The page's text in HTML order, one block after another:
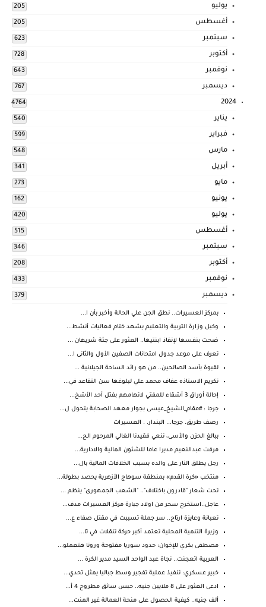
يوليو 205
أغسطس 205
سبتمبر 623
أكتوبر 728
نوفمبر 643
ديسمبر 767
2024
4764
يناير 540
فبراير 599
مارس 548
أبريل 341
مايو 273
يونيو 162
يوليو 420
أغسطس 515
سبتمبر 346
أكتوبر 208
نوفمبر 433
ديسمبر 379
بمركز العسيرات.. نطق الجن علي الحالة وأخبر بأن ا...
وكيل وزارة التربية والتعليم يشهد ختام فعاليات أنشط...
ضحت بنفسها لإنقاذ ابنتيها.. العثور على جثة شريهان ...
تعرف على موعد جدول امتحانات الصفين الأول والثانى ا...
لقبوة بأسد الصالحين.. من هو رائد الساحة الجيلانية ...
تكريم الاستاذه عفاف محمد علي لبلوغها سن التقاعد في...
إحالة أوراق 3 أشقاء للمفتي لاتهامهم بفتل أحد الأشخ...
جرجا : #مقام_الشيخ_عيسى بجوار معهد الصحابة يتحول ل...
رصف طريق. جرجا... البندار. . العسيرات
ببالغ الحزن والأسى، ننعي فقيدنا الغالي المرحوم الح...
مرفت عبدالنعيم مديرا عاما للشئون المالية والادارية...
رجل يطلق النار على والده بسبب الخلافات المالية بال...
منتخب «كرة القدم» بمنطقة سوهاج الأزهرية يحصد بطولة...
تحت شعار "قادرون باختلاف".. "الشعب الجمهورى" ينظم ...
عاجل..استخرج سحر من اولاد جبارة مركز العسيرات مدف...
تعبانة وعايزة ارتاح.. سر جملة تسببت في مقتل صفاء ع...
وزيرة التنمية المحلية تعتمد أكبر حركة تنقلات في تا...
مصطفى بكري للإخوان: حدود سوريا مفتوحة ورونا هتعملو...
العربية اتعجنت.. نجاة عبد الواحد السيد مدير الكرة ...
خبير عسكري: تنفيذ عملية تفجير وسط جباليا يمثل تحدي...
ادعى العثور على 8 ملايين جنيه.. حبس سائق مطروح 4 أ...
ألف جنيه.. كيفية الحصول على منحة العمالة غير المنت...